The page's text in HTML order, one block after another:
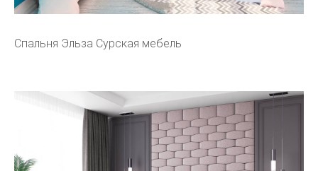
Спальня Эльза Сурская мебель